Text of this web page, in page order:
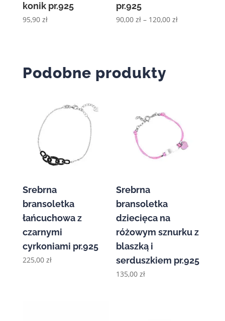
konik pr.925
95,90 zł
pr.925
90,00zł – 120,00złZakres
Podobne produkty
Srebrna
bransoletka
łańcuchowa z
czarnymi
cyrkoniami pr.925
225,00 zł
Srebrna
bransoletka
dziecięca na
różowym sznurku z
blaszką i
serduszkiem pr.925
135,00zł